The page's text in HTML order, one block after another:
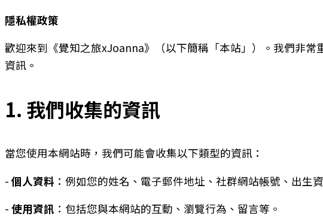
隱私權政策
歡迎來到《覺知之旅xJoanna》（以下簡稱「本站」）。我們非
資訊。
1. 我們收集的資訊
當您使用本網站時，我們可能會收集以下類型的資訊：
- 個人資料 ：例如您的姓名、電子郵件地址、社群網站帳號、出生
- 使用資訊 ：包括您與本網站的互動、瀏覽行為、留言等。